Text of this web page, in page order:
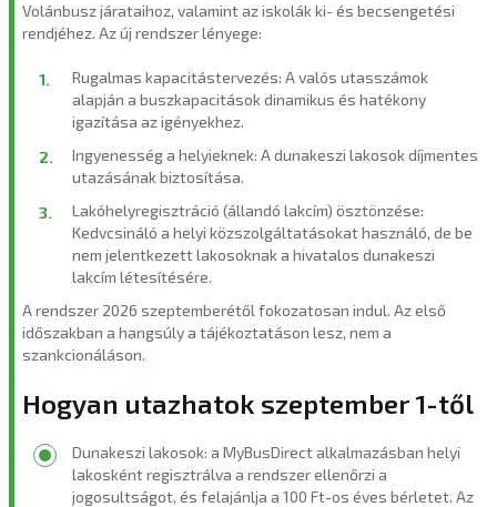
Volánbusz járataihoz, valamint az iskolák ki- és becsengetési
rendjéhez. Az új rendszer lényege:
Rugalmas kapacitástervezés: A valós utasszámok
alapján a buszkapacitások dinamikus és hatékony
igazítása az igényekhez.
Ingyenesség a helyieknek: A dunakeszi lakosok díjmentes
utazásának biztosítása.
Lakóhelyregisztráció (állandó lakcím) ösztönzése:
Kedvcsináló a helyi közszolgáltatásokat használó, de be
nem jelentkezett lakosoknak a hivatalos dunakeszi
lakcím létesítésére.
A rendszer 2026 szeptemberétől fokozatosan indul. Az első
időszakban a hangsúly a tájékoztatáson lesz, nem a
szankcionáláson.
Hogyan utazhatok szeptember 1-től
Dunakeszi lakosok: a MyBusDirect alkalmazásban helyi
lakosként regisztrálva a rendszer ellenőrzi a
jogosultságot, és felajánlja a 100 Ft-os éves bérletet. Az